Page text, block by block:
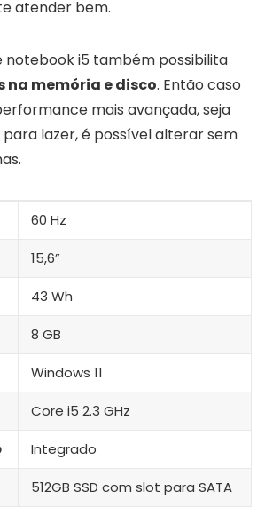
atender bem.
notebook i5 também possibilita
na memória e disco. Então caso
mais avançada, seja
lazer, é possível alterar sem
60 Hz
15,6”
43 Wh
8 GB
Windows 11
Core i5 2.3 GHz
Integrado
‎512GB SSD com slot para SATA